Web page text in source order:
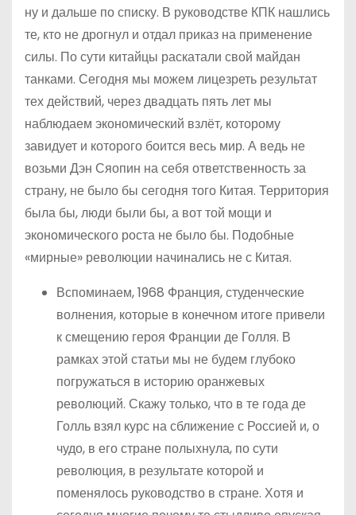
ну и дальше по списку. В руководстве КПК нашлись
те, кто не дрогнул и отдал приказ на применение
силы. По сути китайцы раскатали свой майдан
танками. Сегодня мы можем лицезреть результат
тех действий, через двадцать пять лет мы
наблюдаем экономический взлёт, которому
завидует и которого боится весь мир. А ведь не
возьми Дэн Сяопин на себя ответственность за
страну, не было бы сегодня того Китая. Территория
была бы, люди были бы, а вот той мощи и
экономического роста не было бы. Подобные
«мирные» революции начинались не с Китая.
Вспоминаем, 1968 Франция, студенческие
волнения, которые в конечном итоге привели
к смещению героя Франции де Голля. В
рамках этой статьи мы не будем глубоко
погружаться в историю оранжевых
революций. Скажу только, что в те года де
Голль взял курс на сближение с Россией и, о
чудо, в его стране полыхнула, по сути
революция, в результате которой и
поменялось руководство в стране. Хотя и